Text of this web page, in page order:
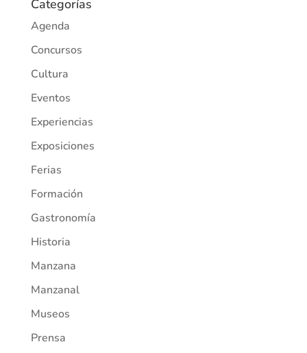
Categorías
Agenda
Concursos
Cultura
Eventos
Experiencias
Exposiciones
Ferias
Formación
Gastronomía
Historia
Manzana
Manzanal
Museos
Prensa